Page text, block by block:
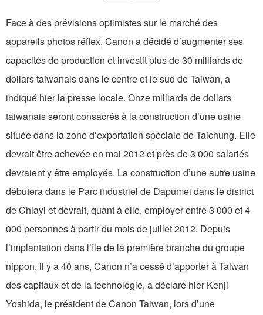
Face à des prévisions optimistes sur le marché des
appareils photos réflex, Canon a décidé d’augmenter ses
capacités de production et investit plus de 30 milliards de
dollars taiwanais dans le centre et le sud de Taiwan, a
indiqué hier la presse locale. Onze milliards de dollars
taiwanais seront consacrés à la construction d’une usine
située dans la zone d’exportation spéciale de Taichung. Elle
devrait être achevée en mai 2012 et près de 3 000 salariés
devraient y être employés. La construction d’une autre usine
débutera dans le Parc industriel de Dapumei dans le district
de Chiayi et devrait, quant à elle, employer entre 3 000 et 4
000 personnes à partir du mois de juillet 2012. Depuis
l’implantation dans l’île de la première branche du groupe
nippon, il y a 40 ans, Canon n’a cessé d’apporter à Taiwan
des capitaux et de la technologie, a déclaré hier Kenji
Yoshida, le président de Canon Taiwan, lors d’une